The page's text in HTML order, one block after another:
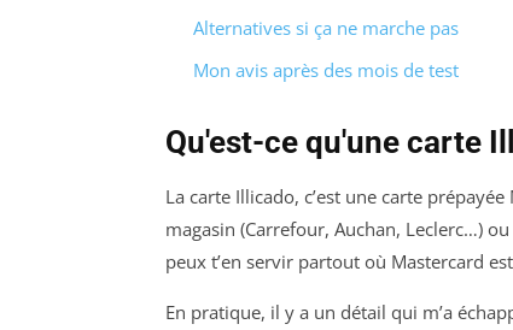
Alternatives si ça ne marche pas
Mon avis après des mois de test
Qu'est-ce qu'une carte
La carte Illicado, c’est une carte
magasin (Carrefour, Auchan, Leclerc…)
peux t’en servir partout où Mastercard
En pratique, il y a un détail qui m’a